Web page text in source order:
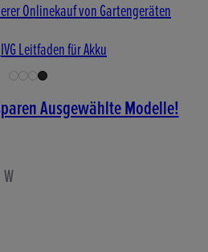
Onlinekauf von Gartengeräten
IVG Leitfaden für Akku
Ausgewählte Modelle!